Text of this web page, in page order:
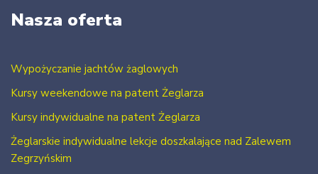
Nasza oferta
Wypożyczanie jachtów żaglowych
Kursy weekendowe na patent Żeglarza
Kursy indywidualne na patent Żeglarza
Żeglarskie indywidualne lekcje doszkalające nad Zalewem
Zegrzyńskim